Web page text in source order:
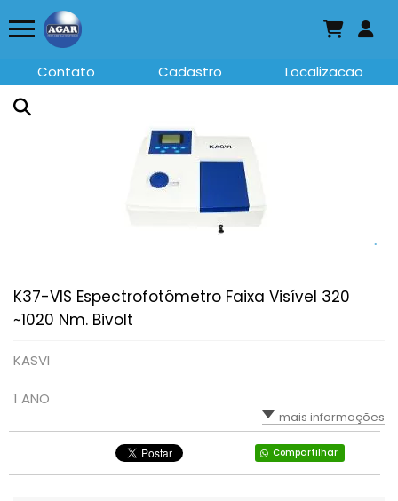
Contato Cadastro Localizacao
K37-VIS Espectrofotômetro Faixa Visível 320
~1020 Nm. Bivolt
KASVI
1 ANO
mais informações
Compartilhar